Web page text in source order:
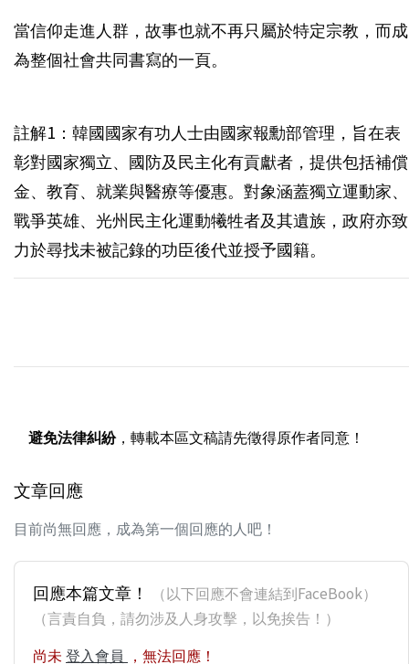
當信仰走進人群，故事也就不再只屬於特定宗教，而成
為整個社會共同書寫的一頁。
註解1：韓國國家有功人士由國家報勳部管理，旨在表
彰對國家獨立、國防及民主化有貢獻者，提供包括補償
金、教育、就業與醫療等優惠。對象涵蓋獨立運動家、
戰爭英雄、光州民主化運動犧牲者及其遺族，政府亦致
力於尋找未被記錄的功臣後代並授予國籍。
避免法律糾紛，轉載本區文稿請先徵得原作者同意！
文章回應
目前尚無回應，成為第一個回應的人吧！
回應本篇文章！
（以下回應不會連結到FaceBook）
（言責自負，請勿涉及人身攻擊，以免挨告！）
尚未 登入會員 ，無法回應！